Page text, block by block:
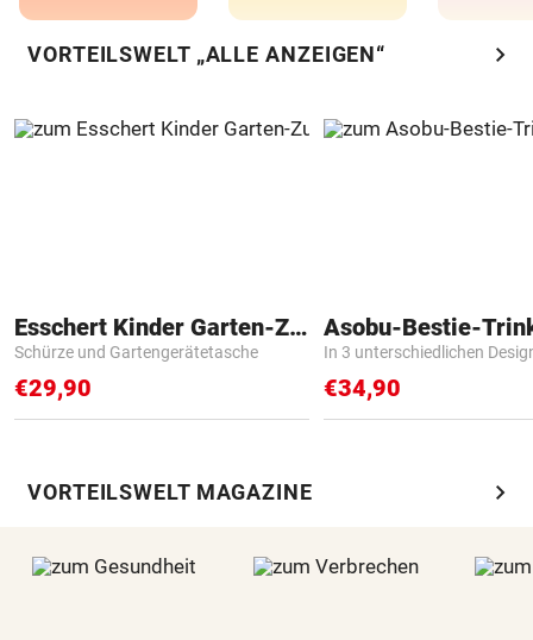
VORTEILSWELT „ALLE ANZEIGEN“ chevron_right
Esschert Kinder Garten-Zubehör
Schürze und Gartengerätetasche
€29,90
Asobu-Bestie-
In 3 unterschiedlichen
€34,90
VORTEILSWELT MAGAZINE chevron_right